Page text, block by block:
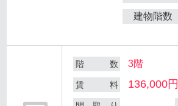
建物階数
階 数 3階
賃 料 136,000円